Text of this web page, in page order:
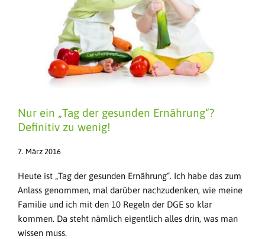
Nur ein „Tag der gesunden Ernährung“?
Definitiv zu wenig!
7. März 2016
Heute ist „Tag der gesunden Ernährung“. Ich habe das zum
Anlass genommen, mal darüber nachzudenken, wie meine
Familie und ich mit den 10 Regeln der DGE so klar
kommen. Da steht nämlich eigentlich alles drin, was man
wissen muss.